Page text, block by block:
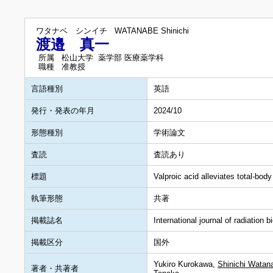
ワタナベ シンイチ WATANABE Shinichi
渡邉 真一
所属
松山大学 薬学部 医療薬学科
職種
准教授
言語種別 英語
発行・発表の年月 2024/10
形態種別 学術論文
査読 査読あり
標題 Valproic acid alleviates total-
執筆形態 共著
掲載誌名 International journal of radiation
掲載区分 国外
著者・共著者 Yukiro Kurokawa, Shinichi